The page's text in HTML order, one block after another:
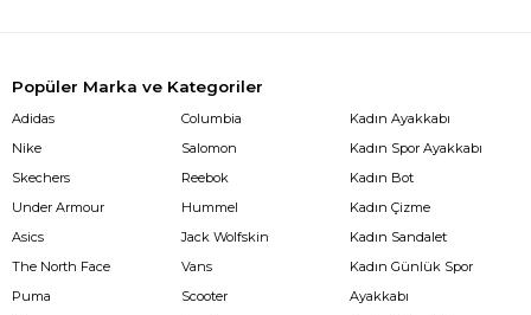
Popüler Marka ve Kategoriler
Adidas
Nike
Skechers
Under Armour
Asics
The North Face
Puma
Columbia
Salomon
Reebok
Hummel
Jack Wolfskin
Vans
Scooter
Kadın Ayakkabı
Kadın Spor Ayakkabı
Kadın Bot
Kadın Çizme
Kadın Sandalet
Kadın Günlük Spor
Ayakkabı